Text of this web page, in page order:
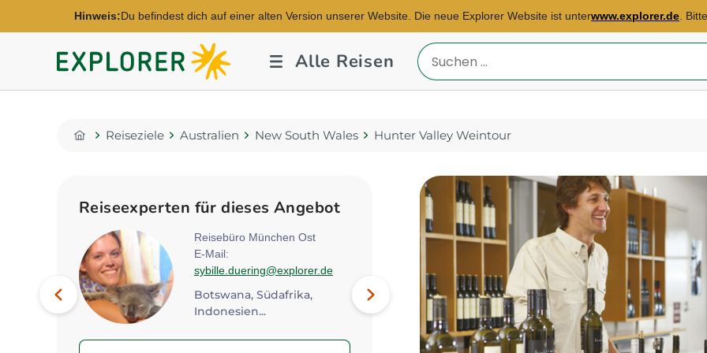
Hinweis:Du befindest dich auf einer alten Version unserer Website. Die neue Explorer Website ist unterwww.explorer.de .
Explorer
Fernreisen
Alle Reisen
Reiseland
eingeben
Home
Reiseziele Australien New South Wales Hunter Valley Weintour
Reiseexperten für dieses Angebot
Reisebüro München Ost
E-Mail:
sybille.duering@explorer.de
Botswana, Südafrika,
Indonesien...
Reisebüro Dresden
carola.preisse@explorer.de
Südafrika, China,
Hongkong...
Nächstes
Bild